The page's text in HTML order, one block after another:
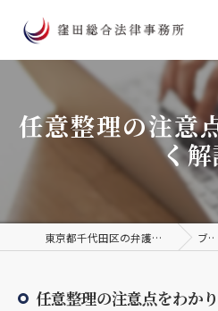
任意整理の注意
く
東京都千代田区の弁護士なら窪田総合法律事務所 ブログ
任意整理の注意点をわか